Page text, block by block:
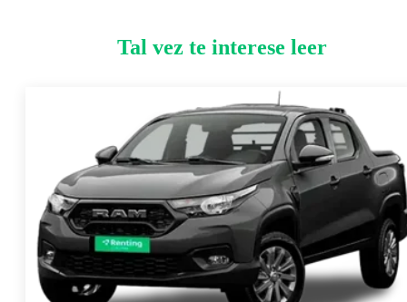
Tal vez te interese leer